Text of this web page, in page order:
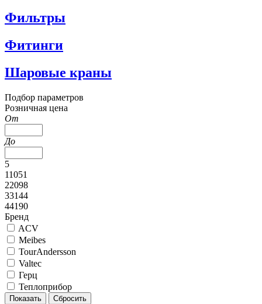
Фильтры
Фитинги
Шаровые краны
Подбор параметров
Розничная цена
От
До
5
11051
22098
33144
44190
Бренд
ACV
Meibes
TourAndersson
Valtec
Герц
Теплоприбор
Показать Сбросить